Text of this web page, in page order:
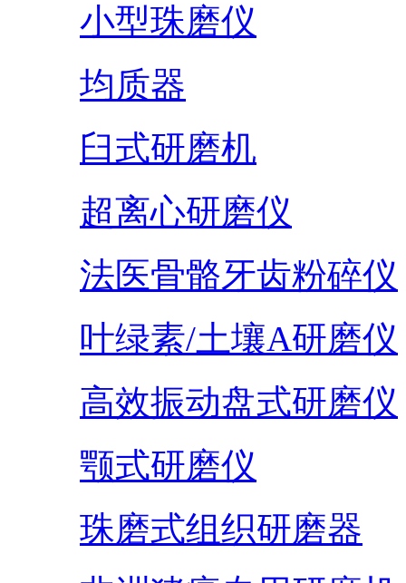
小型珠磨仪
均质器
臼式研磨机
超离心研磨仪
法医骨骼牙齿粉碎仪
叶绿素/土壤A研磨仪
高效振动盘式研磨仪
颚式研磨仪
珠磨式组织研磨器